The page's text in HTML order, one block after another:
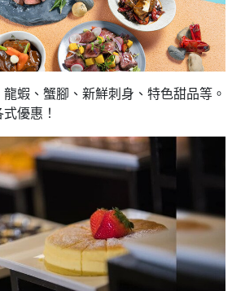
蝦、蟹腳、新鮮刺身、特色甜品等。
優惠！